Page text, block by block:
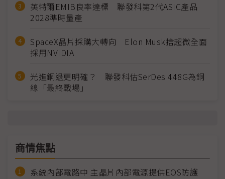
英特爾EMIB良率達標 聯發科第2代ASIC產品
2028準時量產
SpaceX晶片採購大轉向 Elon Musk捨超微全面
採用NVIDIA
光進銅退更明確？ 聯發科估SerDes 448G為銅
線「最終戰場」
商情焦點
系統內部電路中 主晶片內部電源提供EOS防護